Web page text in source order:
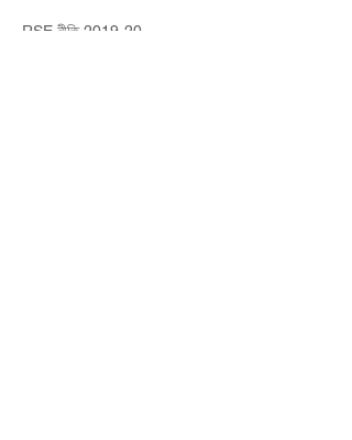
RSE নীতি 2019-20